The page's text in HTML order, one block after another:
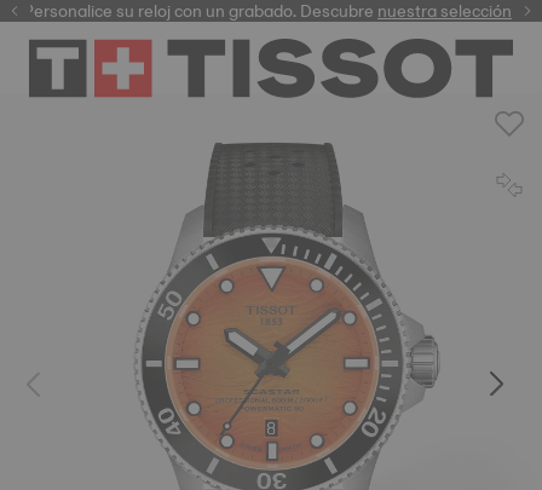
Personalice su reloj con un grabado. Descubrenuestra selección
garantía digital